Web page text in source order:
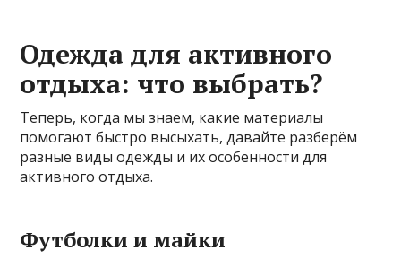
Одежда для активного
отдыха: что выбрать?
Теперь, когда мы знаем, какие материалы
помогают быстро высыхать, давайте разберём
разные виды одежды и их особенности для
активного отдыха.
Футболки и майки